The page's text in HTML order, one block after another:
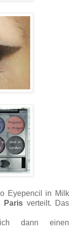
Eyepencil in Milk
Paris verteilt. Das
dann einen